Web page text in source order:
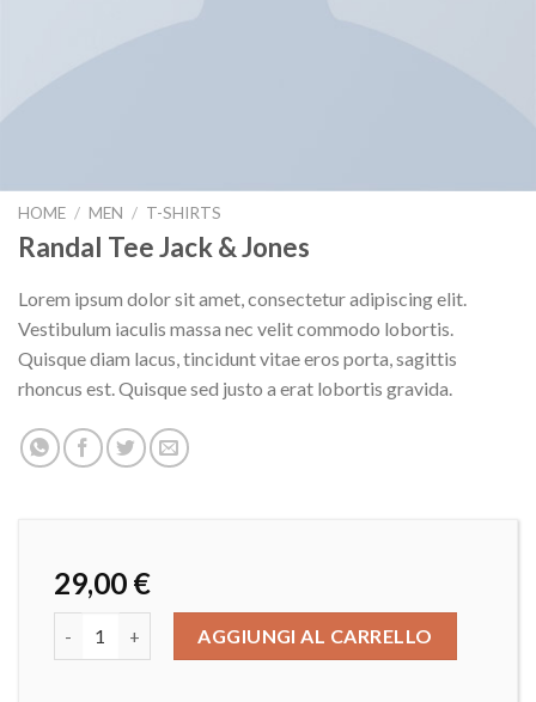
HOME / MEN / T-SHIRTS
Randal Tee Jack & Jones
Lorem ipsum dolor sit amet, consectetur adipiscing elit.
Vestibulum iaculis massa nec velit commodo lobortis.
Quisque diam lacus, tincidunt vitae eros porta, sagittis
rhoncus est. Quisque sed justo a erat lobortis gravida.
29,00 €
AGGIUNGI AL CARRELLO